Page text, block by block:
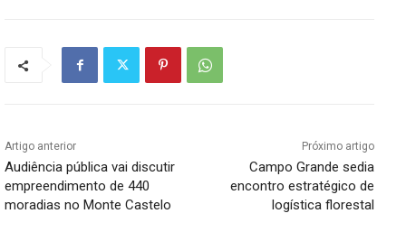
Artigo anterior
Audiência pública vai discutir
empreendimento de 440
moradias no Monte Castelo
Próximo artigo
Campo Grande sedia
encontro estratégico de
logística florestal